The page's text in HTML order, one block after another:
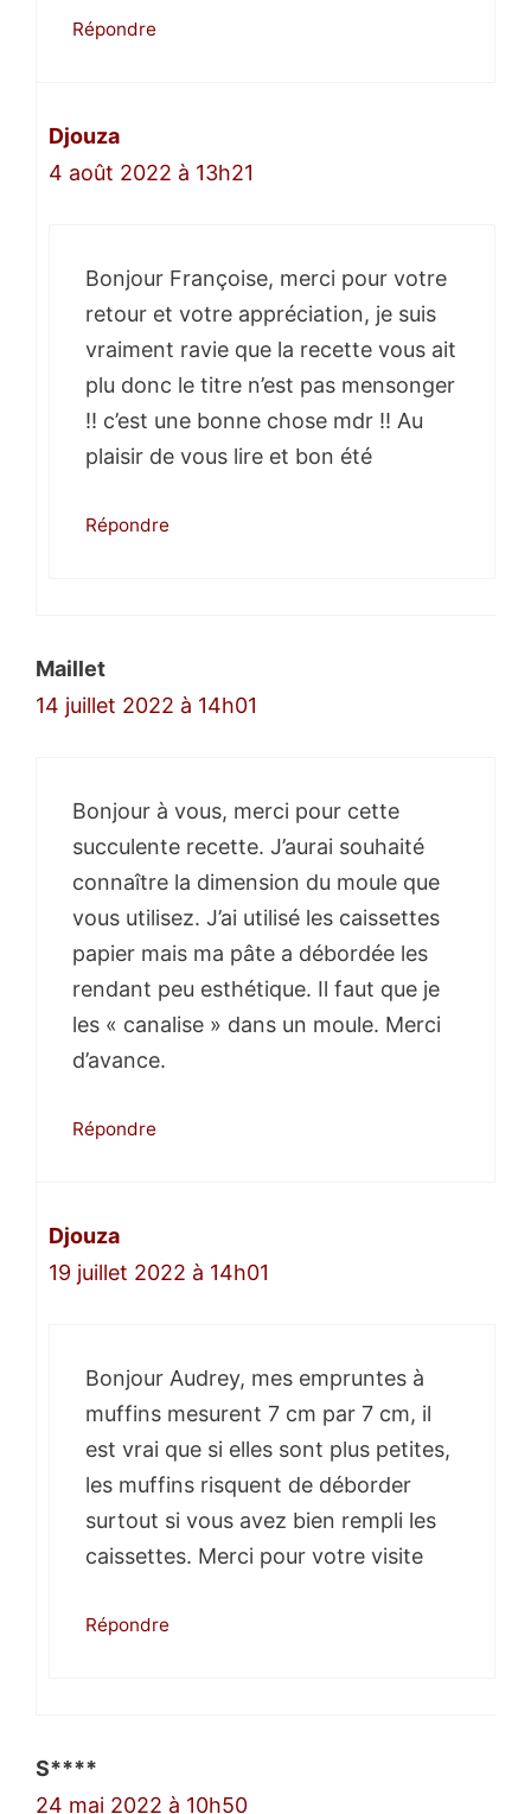
Répondre
Djouza
4 août 2022 à 13h21
Bonjour Françoise, merci pour votre
retour et votre appréciation, je suis
vraiment ravie que la recette vous ait
plu donc le titre n’est pas mensonger
!! c’est une bonne chose mdr !! Au
plaisir de vous lire et bon été
Répondre
Maillet
14 juillet 2022 à 14h01
Bonjour à vous, merci pour cette
succulente recette. J’aurai souhaité
connaître la dimension du moule que
vous utilisez. J’ai utilisé les caissettes
papier mais ma pâte a débordée les
rendant peu esthétique. Il faut que je
les « canalise » dans un moule. Merci
d’avance.
Répondre
Djouza
19 juillet 2022 à 14h01
Bonjour Audrey, mes empruntes à
muffins mesurent 7 cm par 7 cm, il
est vrai que si elles sont plus petites,
les muffins risquent de déborder
surtout si vous avez bien rempli les
caissettes. Merci pour votre visite
Répondre
S****
24 mai 2022 à 10h50